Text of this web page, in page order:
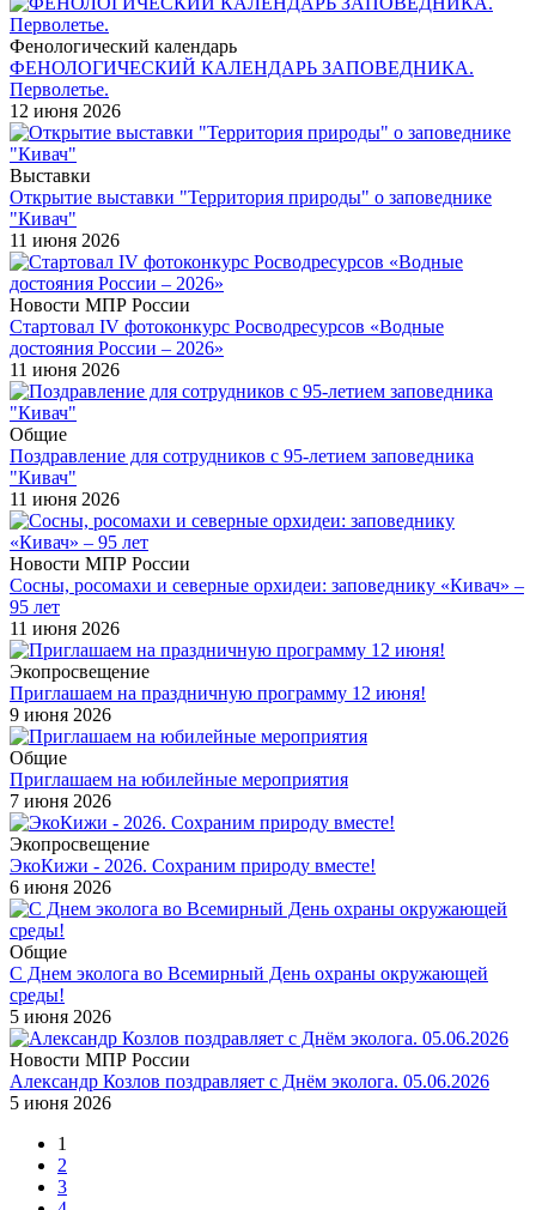
Фенологический календарь
ФЕНОЛОГИЧЕСКИЙ КАЛЕНДАРЬ ЗАПОВЕДНИКА.
Перволетье.
12 июня 2026
Выставки
Открытие выставки "Территория природы" о заповеднике
"Кивач"
11 июня 2026
Новости МПР России
Стартовал IV фотоконкурс Росводресурсов «Водные
достояния России – 2026»
11 июня 2026
Общие
Поздравление для сотрудников с 95-летием заповедника
"Кивач"
11 июня 2026
Новости МПР России
Сосны, росомахи и северные орхидеи: заповеднику «Кивач» –
95 лет
11 июня 2026
Экопросвещение
Приглашаем на праздничную программу 12 июня!
9 июня 2026
Общие
Приглашаем на юбилейные мероприятия
7 июня 2026
Экопросвещение
ЭкоКижи - 2026. Сохраним природу вместе!
6 июня 2026
Общие
С Днем эколога во Всемирный День охраны окружающей
среды!
5 июня 2026
Новости МПР России
Александр Козлов поздравляет с Днём эколога. 05.06.2026
5 июня 2026
1
2
3